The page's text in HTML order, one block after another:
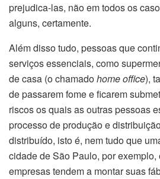
prejudica-las, não em todos os
alguns, certamente.
Além disso tudo, pessoas que
serviços essenciais, como
de casa (o chamadohome office),
de passarem fome e ficarem
riscos os quais as outras pessoas
processo de produção e
distribuído, isto é, nem tudo que
cidade de São Paulo, por
empresas tendem a montar suas